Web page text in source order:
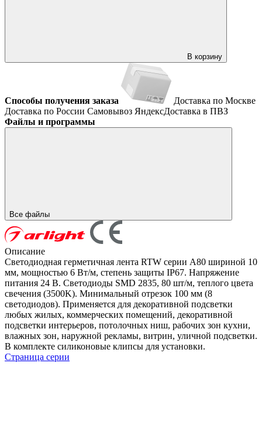
В корзину
Способы получения заказа
Доставка по Москве
Доставка по России Самовывоз ЯндексДоставка в ПВЗ
Файлы и программы
Все файлы
Описание
Светодиодная герметичная лента RTW серии A80 шириной 10
мм, мощностью 6 Вт/м, степень защиты IP67. Напряжение
питания 24 В. Светодиоды SMD 2835, 80 шт/м, теплого цвета
свечения (3500K). Минимальный отрезок 100 мм (8
светодиодов). Применяется для декоративной подсветки
любых жилых, коммерческих помещений, декоративной
подсветки интерьеров, потолочных ниш, рабочих зон кухни,
влажных зон, наружной рекламы, витрин, уличной подсветки.
В комплекте силиконовые клипсы для установки.
Страница серии